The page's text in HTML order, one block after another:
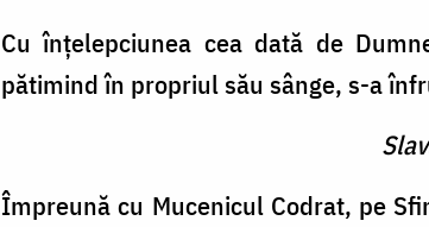
Cu înţelepciunea cea dată de
pătimind în propriul său sânge, s-a
Împreună cu Mucenicul Codrat, pe